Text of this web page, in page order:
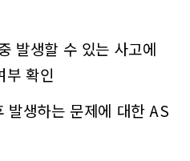
발생할 수 있는 사고에
부 확인
발생하는 문제에 대한 AS